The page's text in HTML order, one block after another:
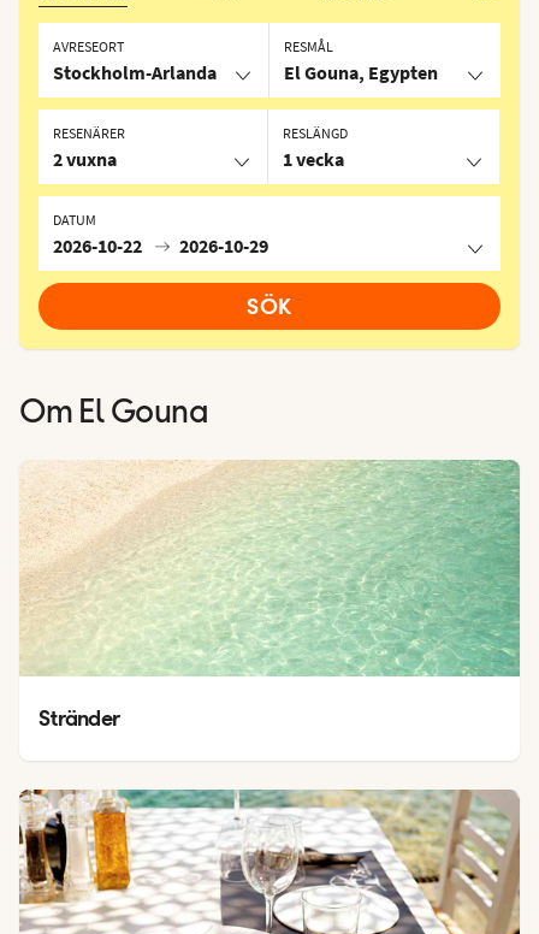
AVRESEORT
Stockholm-Arlanda
RESMÅL
El Gouna, Egypten
RESLÄNGD
1 vecka
DATUM
2026-10-22 2026-10-29
RESENÄRER
2 vuxna
SÖK
Om El Gouna
Stränder